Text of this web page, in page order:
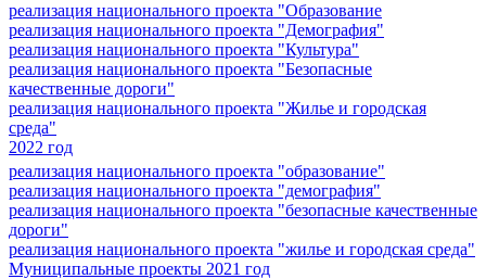
реализация национального проекта "Образование
реализация национального проекта "Демография"
реализация национального проекта "Культура"
реализация национального проекта "Безопасные
качественные дороги"
реализация национального проекта "Жилье и городская
среда"
2022 год
реализация национального проекта "образование"
реализация национального проекта "демография"
реализация национального проекта "безопасные качественные
дороги"
реализация национального проекта "жилье и городская среда"
Муниципальные проекты 2021 год